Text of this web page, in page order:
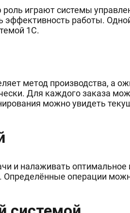
играют системы
работы.
1С.
метод производства, а
Для каждого заказа
можно увидеть
и налаживать оптимальное
Определённые операции